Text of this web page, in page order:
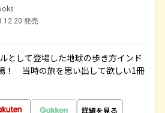
発売
として登場した地球の歩き方インド
！ 当時の旅を思い出して欲しい1冊
詳細を見る